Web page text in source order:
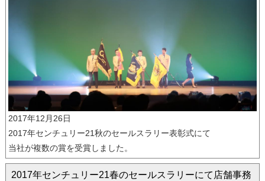
2017年12月26日
2017年センチュリー21秋のセールスラリー表彰式にて
当社が複数の賞を受賞しました。
2017年センチュリー21春のセールスラリーにて店舗事務